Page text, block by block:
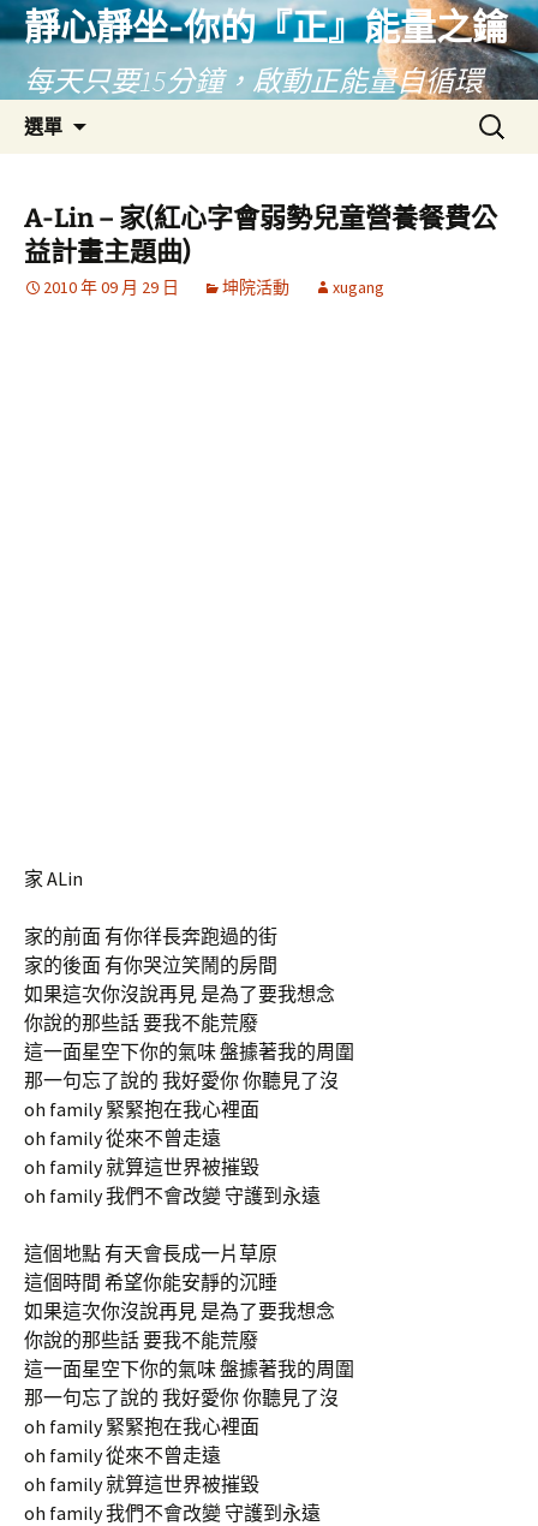
靜心靜坐-你的『正』能量之鑰
每天只要15分鐘，啟動正能量自循環
選單
內
容
搜
尋
鍵
字:
A-Lin – 家(紅心字會弱勢兒童營養餐費公
益計畫主題曲)
2010 年 09 月 29 日 坤院活動 xugang
家 ALin
家的前面 有你徉長奔跑過的街
家的後面 有你哭泣笑鬧的房間
如果這次你沒說再見 是為了要我想念
你說的那些話 要我不能荒廢
這一面星空下你的氣味 盤據著我的周圍
那一句忘了說的 我好愛你 你聽見了沒
oh family 緊緊抱在我心裡面
oh family 從來不曾走遠
oh family 就算這世界被摧毀
oh family 我們不會改變 守護到永遠
這個地點 有天會長成一片草原
這個時間 希望你能安靜的沉睡
如果這次你沒說再見 是為了要我想念
你說的那些話 要我不能荒廢
這一面星空下你的氣味 盤據著我的周圍
那一句忘了說的 我好愛你 你聽見了沒
oh family 緊緊抱在我心裡面
oh family 從來不曾走遠
oh family 就算這世界被摧毀
oh family 我們不會改變 守護到永遠